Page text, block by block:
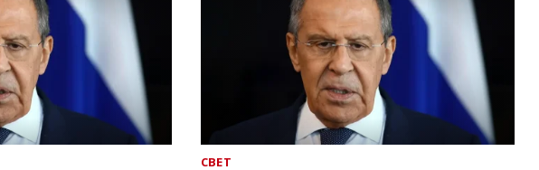
СВЕТ